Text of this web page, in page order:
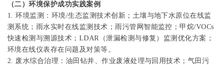
（二）环境保护成功实践案例
1.环境监测：环境/生态监测技术创新；土壤与地下水原位在线监
测系统；雨水实时在线监测技术；雨污管网智能监控；甲烷/VOCs
快速检测与溯源技术； LDAR （泄漏检测与修复）监测优化方案；
环境在线仪表存在问题及对策等。
2. 废水综合治理：油田钻井、作业废液处理与回用技术；气田污